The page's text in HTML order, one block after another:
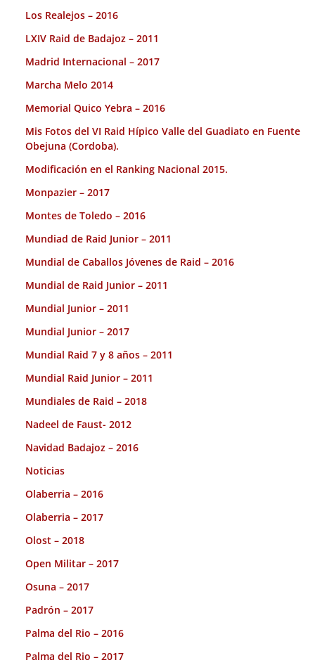
Los Realejos – 2016
LXIV Raid de Badajoz – 2011
Madrid Internacional – 2017
Marcha Melo 2014
Memorial Quico Yebra – 2016
Mis Fotos del VI Raid Hípico Valle del Guadiato en Fuente
Obejuna (Cordoba).
Modificación en el Ranking Nacional 2015.
Monpazier – 2017
Montes de Toledo – 2016
Mundiad de Raid Junior – 2011
Mundial de Caballos Jóvenes de Raid – 2016
Mundial de Raid Junior – 2011
Mundial Junior – 2011
Mundial Junior – 2017
Mundial Raid 7 y 8 años – 2011
Mundial Raid Junior – 2011
Mundiales de Raid – 2018
Nadeel de Faust- 2012
Navidad Badajoz – 2016
Noticias
Olaberria – 2016
Olaberria – 2017
Olost – 2018
Open Militar – 2017
Osuna – 2017
Padrón – 2017
Palma del Rio – 2016
Palma del Rio – 2017